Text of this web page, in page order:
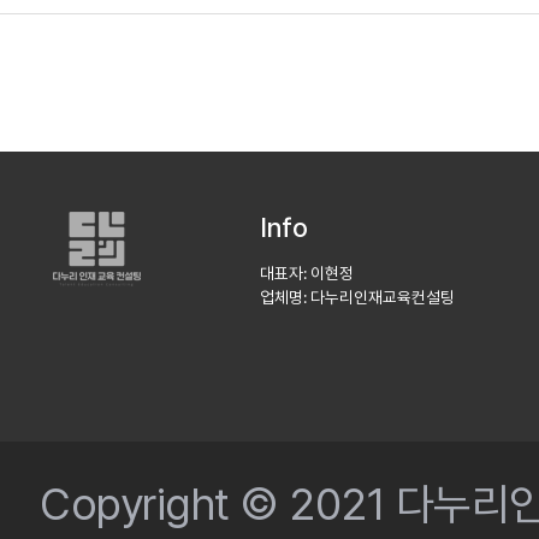
Info
대표자: 이현정
업체명: 다누리인재교육컨설팅
Copyright © 2021 다누리